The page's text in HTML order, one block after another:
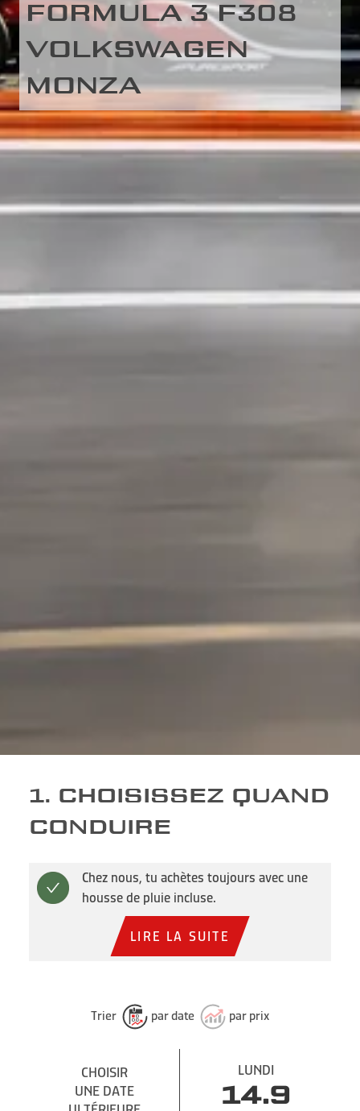
FORMULA 3 F308
VOLKSWAGEN
MONZA
1. CHOISISSEZ QUAND
CONDUIRE
Chez nous, tu achètes toujours avec une
housse de pluie incluse.
LIRE LA SUITE
Trier par date par prix
CHOISIR
UNE DATE
CHOISIR
UNE DATE
LUNDI
14.9